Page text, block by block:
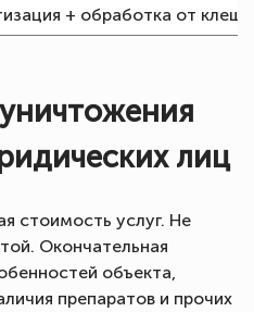
+ обработка от
лиц
стоимость услуг. Не
Окончательная
объекта,
препаратов и прочих